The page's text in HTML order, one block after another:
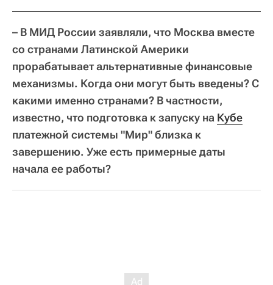
– В МИД России заявляли, что Москва вместе
со странами Латинской Америки
прорабатывает альтернативные финансовые
механизмы. Когда они могут быть введены? С
какими именно странами? В частности,
известно, что подготовка к запуску на Кубе
платежной системы "Мир" близка к
завершению. Уже есть примерные даты
начала ее работы?